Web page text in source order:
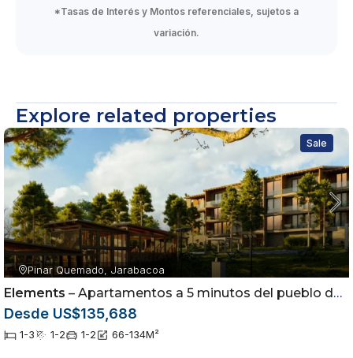
*Tasas de Interés y Montos referenciales, sujetos a
variación.
Explore related properties
Sale
Pinar Quemado, Jarabacoa
Elements – Apartamentos a 5 minutos del pueblo de Jarabacoa
Desde US$135,688
1-3 1-2 1-2 66-134M²